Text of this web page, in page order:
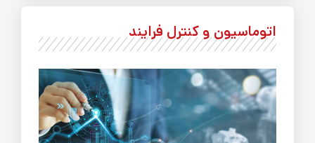
اتوماسیون و کنترل فرایند